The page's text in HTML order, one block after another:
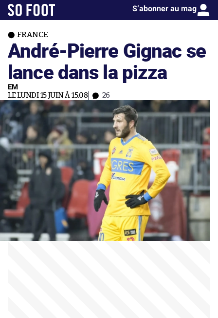
S’abonner au mag
FRANCE
André-Pierre Gignac se
lance dans la pizza
EM
LE LUNDI 15 JUIN À 15:08 26